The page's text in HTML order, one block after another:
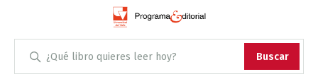
Buscar
Administración